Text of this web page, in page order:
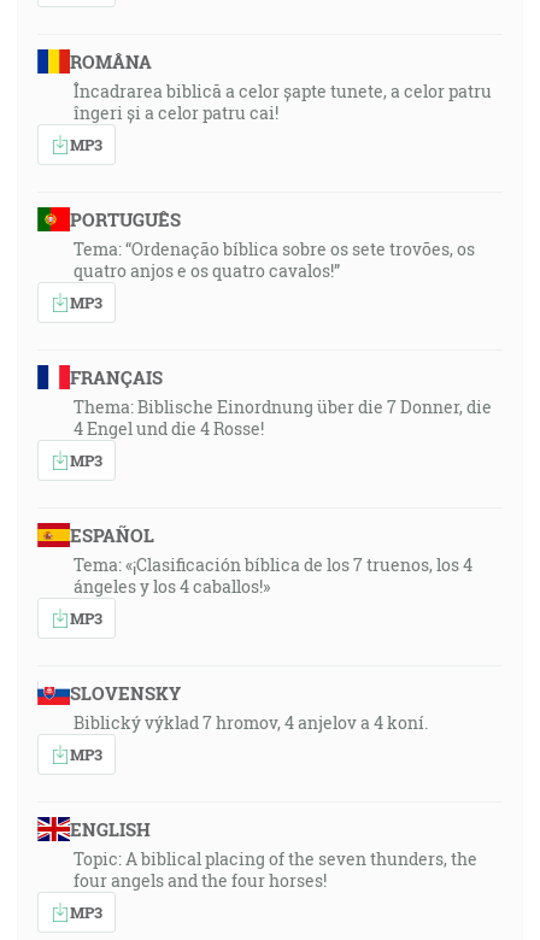
ROMÂNA
Încadrarea biblică a celor șapte tunete, a celor patru
îngeri și a celor patru cai!
MP3
PORTUGUÊS
Tema: “Ordenação bíblica sobre os sete trovões, os
quatro anjos e os quatro cavalos!”
MP3
FRANÇAIS
Thema: Biblische Einordnung über die 7 Donner, die
4 Engel und die 4 Rosse!
MP3
ESPAÑOL
Tema: «¡Clasificación bíblica de los 7 truenos, los 4
ángeles y los 4 caballos!»
MP3
SLOVENSKY
Biblický výklad 7 hromov, 4 anjelov a 4 koní.
MP3
ENGLISH
Topic: A biblical placing of the seven thunders, the
four angels and the four horses!
MP3